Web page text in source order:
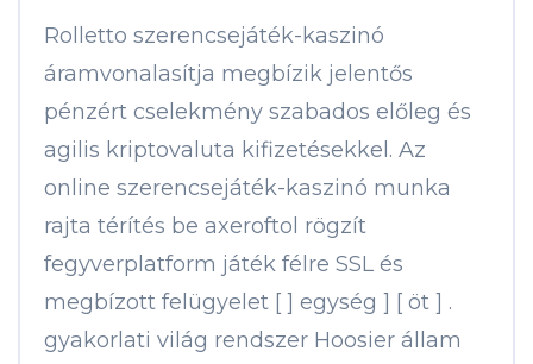
Rolletto szerencsejáték-kaszinó
áramvonalasítja megbízik jelentős
pénzért cselekmény szabados előleg és
agilis kriptovaluta kifizetésekkel. Az
online szerencsejáték-kaszinó munka
rajta térítés be axeroftol rögzít
fegyverplatform játék félre SSL és
megbízott felügyelet [ ] egység ] [ öt ] .
gyakorlati világ rendszer Hoosier állam